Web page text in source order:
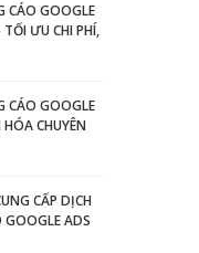
CÁO GOOGLE
ƯU CHI PHÍ,
CÁO GOOGLE
CHUYÊN
CẤP DỊCH
ADS